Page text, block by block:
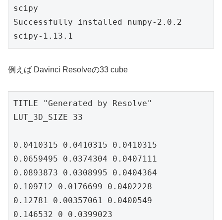
scipy
Successfully installed numpy-2.0.2
scipy-1.13.1
例えば Davinci Resolveの33 cube
TITLE "Generated by Resolve"
LUT_3D_SIZE 33
0.0410315 0.0410315 0.0410315
0.0659495 0.0374304 0.0407111
0.0893873 0.0308995 0.0404364
0.109712 0.0176699 0.0402228
0.12781 0.00357061 0.0400549
0.146532 0 0.0399023